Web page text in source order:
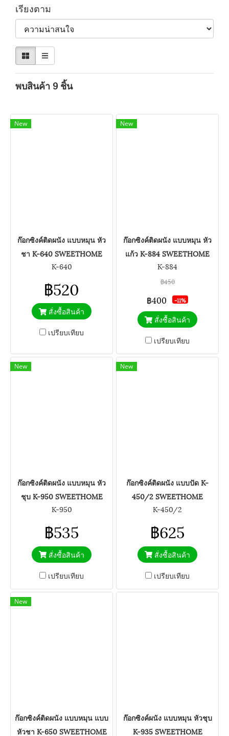
เรียงตาม
พบสินค้า 9 ชิ้น
New
ก๊อกซิงค์ติดผนัง แบบหมุน หัว
ชา K-640 SWEETHOME
K-640
฿520
สั่งซื้อสินค้า
เปรียบเทียบ
New
ก๊อกซิงค์ติดผนัง แบบหมุน หัว
แก้ว K-884 SWEETHOME
K-884
฿450
฿400 -11%
สั่งซื้อสินค้า
เปรียบเทียบ
New
ก๊อกซิงค์ติดผนัง แบบหมุน หัว
ชุบ K-950 SWEETHOME
K-950
฿535
สั่งซื้อสินค้า
เปรียบเทียบ
New
ก๊อกซิงค์ติดผนัง แบบปัด K-
450/2 SWEETHOME
K-450/2
฿625
สั่งซื้อสินค้า
เปรียบเทียบ
New
ก๊อกซิงค์ติดผนัง แบบหมุน แบบ
หัวชา K-650 SWEETHOME
ก๊อกซิงค์ผนัง แบบหมุน หัวชุบ
K-935 SWEETHOME